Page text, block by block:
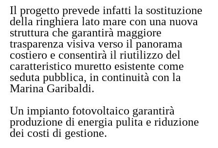
Il progetto prevede infatti la sostituzione
della ringhiera lato mare con una nuova
struttura che garantirà maggiore
trasparenza visiva verso il panorama
costiero e consentirà il riutilizzo del
caratteristico muretto esistente come
seduta pubblica, in continuità con la
Marina Garibaldi.
Un impianto fotovoltaico garantirà
produzione di energia pulita e riduzione
dei costi di gestione.